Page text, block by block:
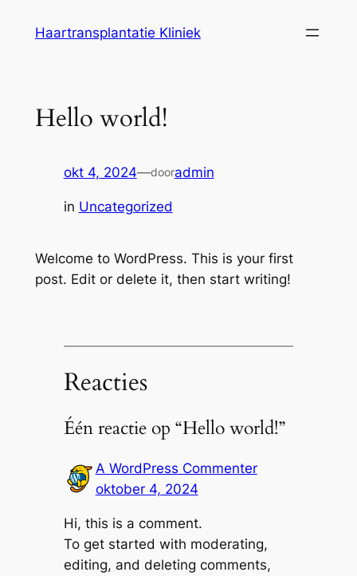
Haartransplantatie Kliniek
Hello world!
okt 4, 2024—dooradmin
in Uncategorized
Welcome to WordPress. This is your first
post. Edit or delete it, then start writing!
Reacties
Één reactie op “Hello world!”
A WordPress Commenter
oktober 4, 2024
Hi, this is a comment.
To get started with moderating,
editing, and deleting comments,